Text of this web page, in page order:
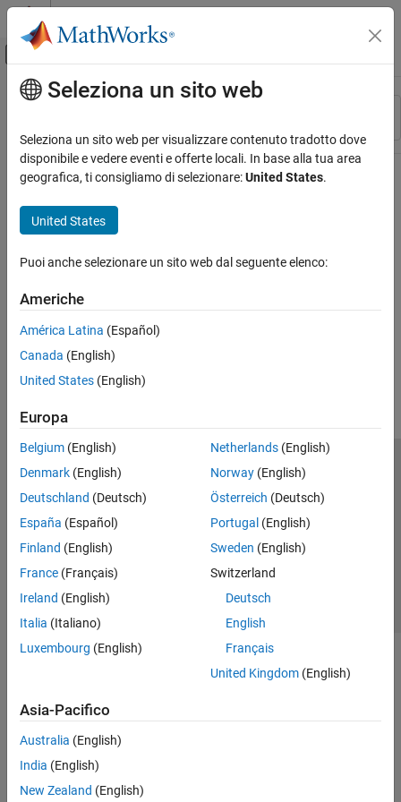
Vai al contenuto
Attiva/disattiva menu di navigazione
Risorsa
Stato
Contenuto principale
Seleziona un sito web
Seleziona un sito web per visualizzare contenuto tradotto dove
disponibile e vedere eventi e offerte locali. In base alla tua area
geografica, ti consigliamo di selezionare:United States.
United States
Puoi anche selezionare un sito web dal seguente elenco:
Americhe
América Latina (Español)
Canada (English)
United States (English)
Europa
Belgium (English)
Denmark (English)
Deutschland (Deutsch)
España (Español)
Finland (English)
France (Français)
Ireland (English)
Italia (Italiano)
Luxembourg (English)
Netherlands(English)
Norway(English)
Österreich (Deutsch)
Portugal (English)
Sweden (English)
Switzerland
Deutsch
English
Français
United Kingdom(English)
Asia-Pacifico
Australia (English)
India (English)
New Zealand (English)
Centro di fiducia
Informativa sulla privacy
Antipirateria
Stato dell'applicazione
Contatti
© 1994-2026 The MathWorks, Inc.